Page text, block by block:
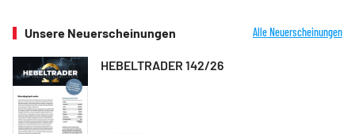
Unsere Neuerscheinungen Alle Neuerscheinungen
HEBELTRADER 142/26